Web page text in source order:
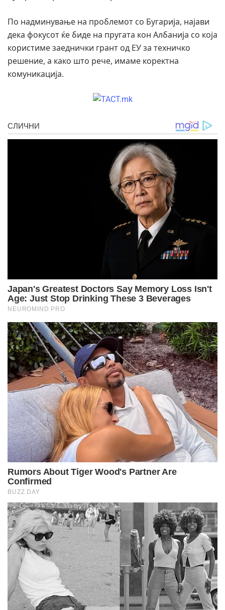
По надминување на проблемот со Бугарија, најави
дека фокусот ќе биде на пругата кон Албанија со која
користиме заеднички грант од ЕУ за техничко
решение, а како што рече, имаме коректна
комуникација.